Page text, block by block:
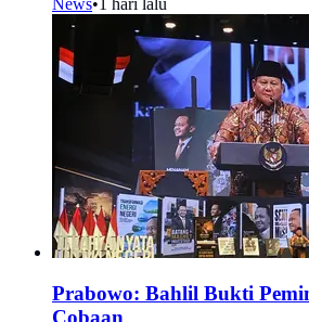
Prabowo: Bahlil Bukti
Cobaan